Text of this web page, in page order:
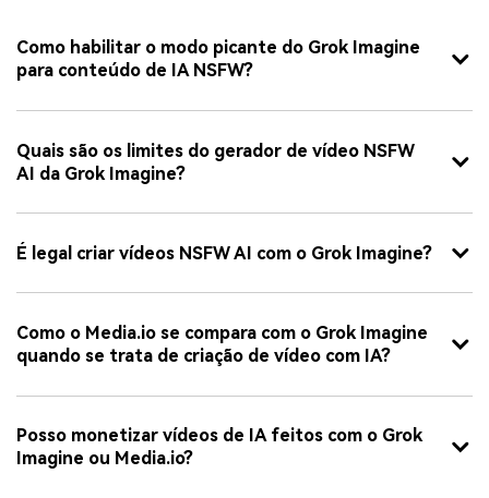
Como habilitar o modo picante do Grok Imagine
para conteúdo de IA NSFW?
Quais são os limites do gerador de vídeo NSFW
AI da Grok Imagine?
É legal criar vídeos NSFW AI com o Grok Imagine?
Como o Media.io se compara com o Grok Imagine
quando se trata de criação de vídeo com IA?
Posso monetizar vídeos de IA feitos com o Grok
Imagine ou Media.io?